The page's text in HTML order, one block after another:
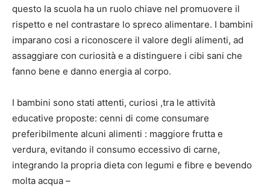
questo la scuola ha un ruolo chiave nel promuovere il
rispetto e nel contrastare lo spreco alimentare. I bambini
imparano cosi a riconoscere il valore degli alimenti, ad
assaggiare con curiosità e a distinguere i cibi sani che
fanno bene e danno energia al corpo.
I bambini sono stati attenti, curiosi ,tra le attività
educative proposte: cenni di come consumare
preferibilmente alcuni alimenti : maggiore frutta e
verdura, evitando il consumo eccessivo di carne,
integrando la propria dieta con legumi e fibre e bevendo
molta acqua –